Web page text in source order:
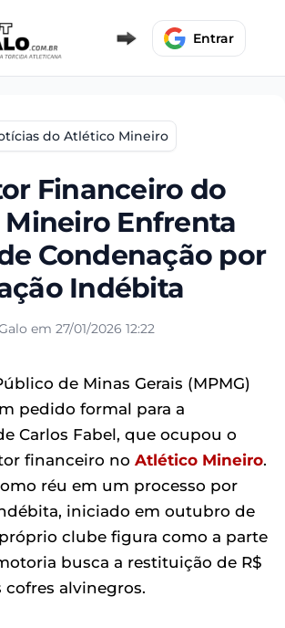
Entrar
do Atlético Mineiro
Financeiro do
Enfrenta
Condenação por
Indébita
em 27/01/2026 12:22
de Minas Gerais (MPMG)
pedido formal para a
Carlos Fabel, que ocupou o
financeiro no Atlético Mineiro.
réu em um processo por
iniciado em outubro de
clube figura como a parte
busca a restituição de R$
cofres alvinegros.